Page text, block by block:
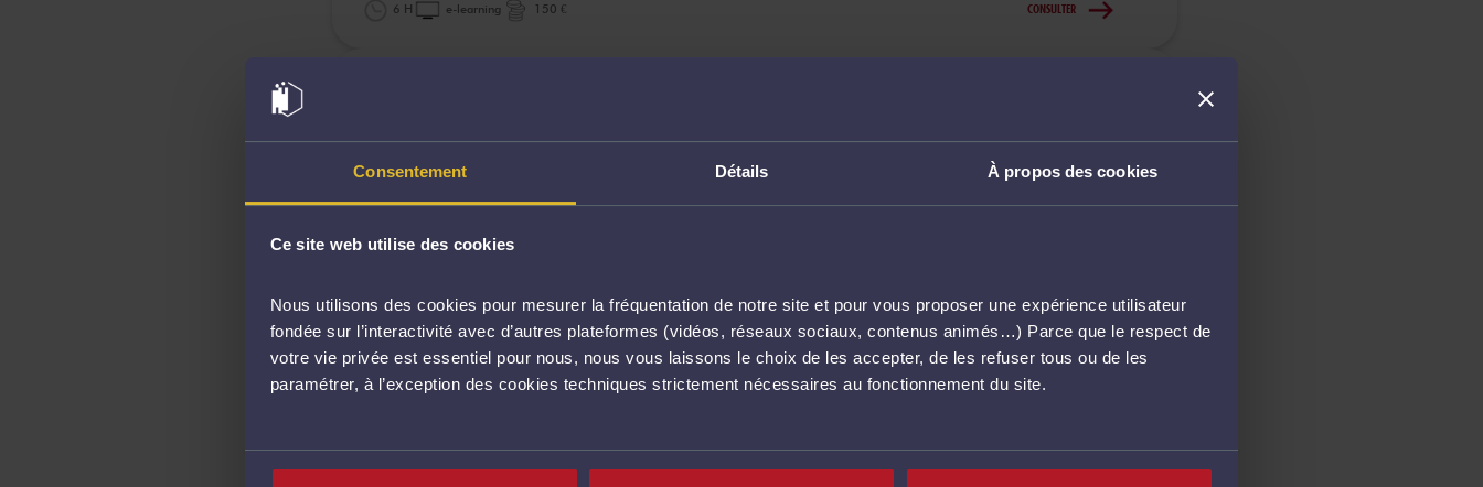
Consentement Détails À propos des cookies
Ce site web utilise des cookies
Nous utilisons des cookies pour mesurer la fréquentation de notre site et pour vous proposer une expérience utilisateur
fondée sur l’interactivité avec d’autres plateformes (vidéos, réseaux sociaux, contenus animés…) Parce que le respect de
votre vie privée est essentiel pour nous, nous vous laissons le choix de les accepter, de les refuser tous ou de les
paramétrer, à l’exception des cookies techniques strictement nécessaires au fonctionnement du site.
6 H e-learning 150 € CONSULTER
Lxbel145 - points d’attention et d’actualité en droit du dommage corporel
Lxbel107 le préjudice corporel : évaluation, réparation et procédures
4 H e-learning 145 € CONSULTER